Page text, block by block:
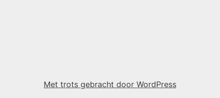
Met trots gebracht door WordPress